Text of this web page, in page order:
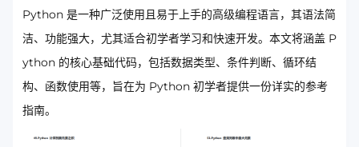
Python 是一种广泛使用且易于上手的高级编程语言，其语法简
洁、功能强大，尤其适合初学者学习和快速开发。本文将涵盖 P
ython 的核心基础代码，包括数据类型、条件判断、循环结
构、函数使用等，旨在为 Python 初学者提供一份详实的参考
指南。